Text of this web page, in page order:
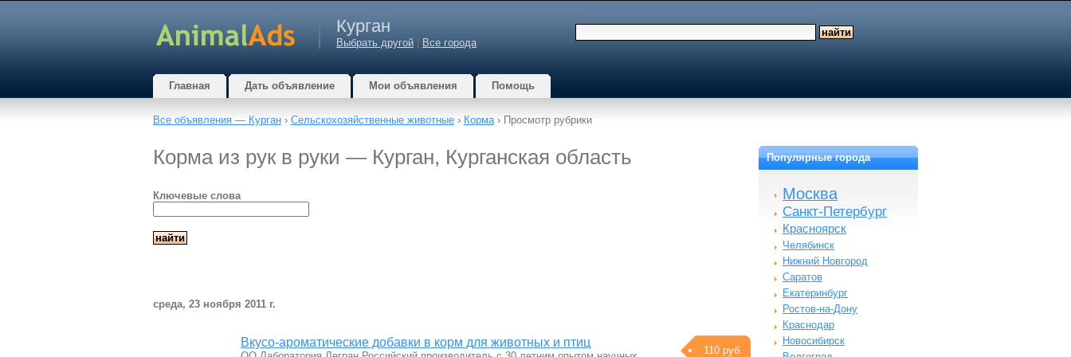
Курган
Выбрать другой Все города
Главная Дать объявление Мои объявления Помощь
Все объявления — Курган › Сельскохозяйственные животные › Корма› Просмотр рубрики
Корма из рук в руки — Курган, Курганская область
Ключевые слова
среда, 23 ноября 2011 г.
Вкусо-ароматические добавки в корм для животных и птиц
110 руб.
Популярные города
Москва
Санкт-Петербург
Красноярск
Челябинск
Нижний Новгород
Саратов
Екатеринбург
Ростов-на-Дону
Краснодар
Новосибирск